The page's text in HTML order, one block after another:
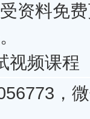
资料免
视频课程
，